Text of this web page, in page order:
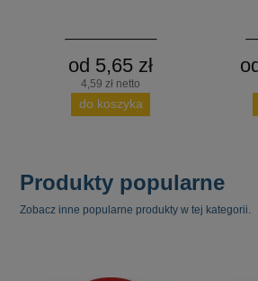
od 5,65 zł
4,59 zł netto
do koszyka
Produkty popularne
Zobacz inne popularne produkty w tej kategorii.